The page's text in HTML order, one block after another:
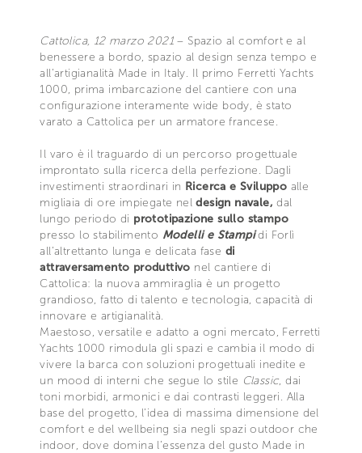
Cattolica, 12 marzo 2021– Spazio al comfort e al
benessere a bordo, spazio al design senza tempo e
all’artigianalità Made in Italy. Il primo Ferretti Yachts
1000, prima imbarcazione del cantiere con una
configurazione interamente wide body, è stato
varato a Cattolica per un armatore francese.
Il varo è il traguardo di un percorso progettuale
improntato sulla ricerca della perfezione. Dagli
investimenti straordinari in Ricerca e Sviluppo alle
migliaia di ore impiegate neldesign navale,dal
lungo periodo di prototipazione sullo stampo
presso lo stabilimento Modelli e Stampidi Forlì
all’altrettanto lunga e delicata fase di
attraversamento produttivo nel cantiere di
Cattolica: la nuova ammiraglia è un progetto
grandioso, fatto di talento e tecnologia, capacità di
innovare e artigianalità.
Maestoso, versatile e adatto a ogni mercato, Ferretti
Yachts 1000 rimodula gli spazi e cambia il modo di
vivere la barca con soluzioni progettuali inedite e
un mood di interni che segue lo stile Classic, dai
toni morbidi, armonici e dai contrasti leggeri. Alla
base del progetto, l’idea di massima dimensione del
comfort e del wellbeing sia negli spazi outdoor che
indoor, dove domina l’essenza del gusto Made in